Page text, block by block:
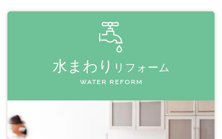
水まわり リフォーム
WATER REFORM